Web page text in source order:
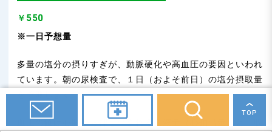
￥550
※一日予想量
多量の塩分の摂りすぎが、動脈硬化や高血圧の要因といわれ
ています。朝の尿検査で、１日（およそ前日）の塩分摂取量
を予測します。
血圧の値は心臓から押し出される血液量（心拍出量）と、収
TOP